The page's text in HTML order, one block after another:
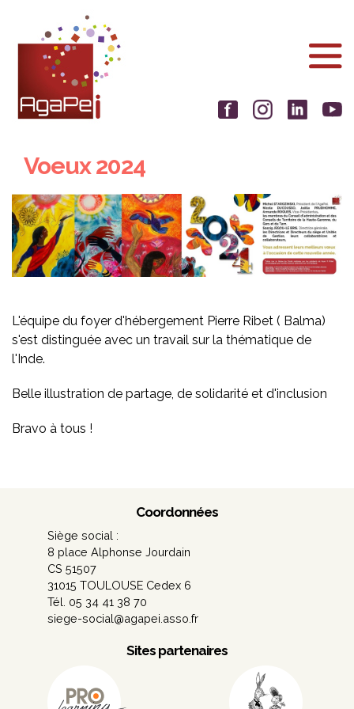
contenu
principal
Voeux 2024
L'équipe du foyer d'hébergement Pierre Ribet ( Balma)
s'est distinguée avec un travail sur la thématique de
l'Inde.
Belle illustration de partage, de solidarité et d'inclusion
Bravo à tous !
Coordonnées
Siège social :
8 place Alphonse Jourdain
CS 51507
31015 TOULOUSE Cedex 6
Tél. 05 34 41 38 70
siege-social@agapei.asso.fr
Sites partenaires